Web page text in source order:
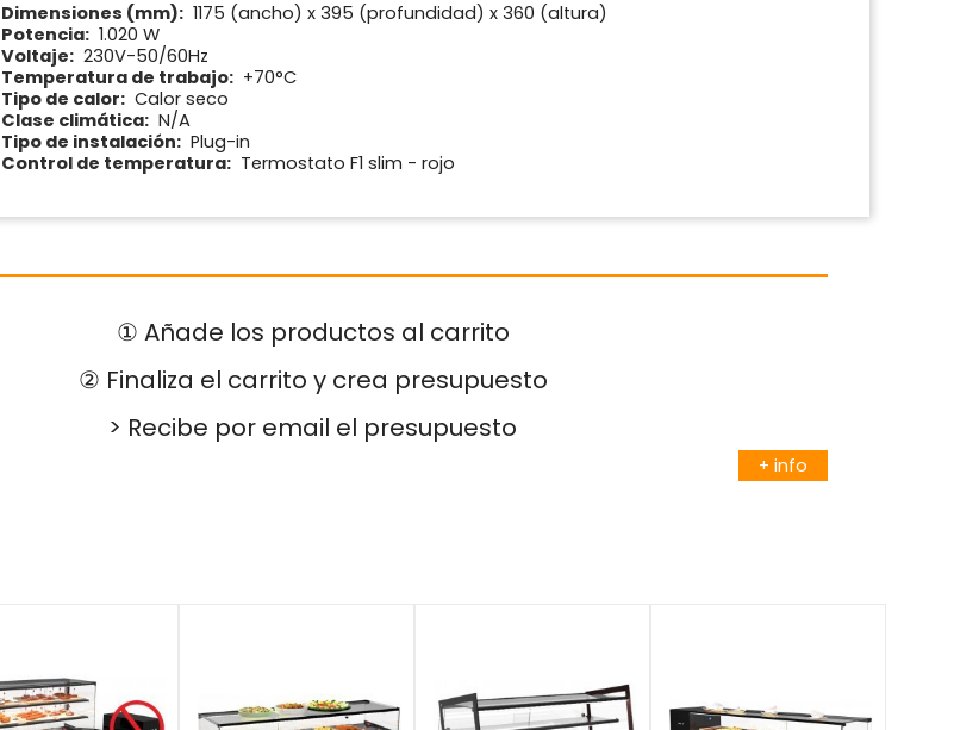
Dimensiones (mm): 1175 (ancho) x 395 (profundidad) x 360 (altura)
Potencia: 1.020 W
Voltaje: 230V-50/60Hz
Temperatura de trabajo: +70°C
Tipo de calor: Calor seco
Clase climática: N/A
Tipo de instalación: Plug-in
Control de temperatura: Termostato F1 slim - rojo
① Añade los productos al carrito
② Finaliza el carrito y crea presupuesto
> Recibe por email el presupuesto
+ info